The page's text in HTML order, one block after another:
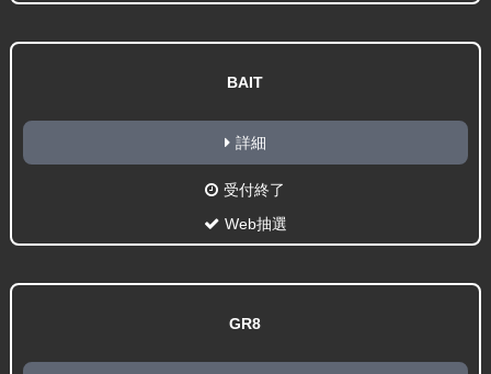
BAIT
詳細
受付終了
Web抽選
GR8